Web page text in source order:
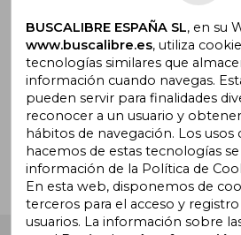
Suscríbete para recibir
promociones
¿Necesitas ayuda?
Ir a Centro de Soporte
BUSCALIBRE ESPAÑA SL, en su
www.buscalibre.es, utiliza
tecnologías similares que
información cuando navegas.
pueden servir para finalidades
reconocer a un usuario y
hábitos de navegación. Los usos
hacemos de estas tecnologías
información de la Política de
En esta web, disponemos de
terceros para el acceso y
usuarios. La información sobre